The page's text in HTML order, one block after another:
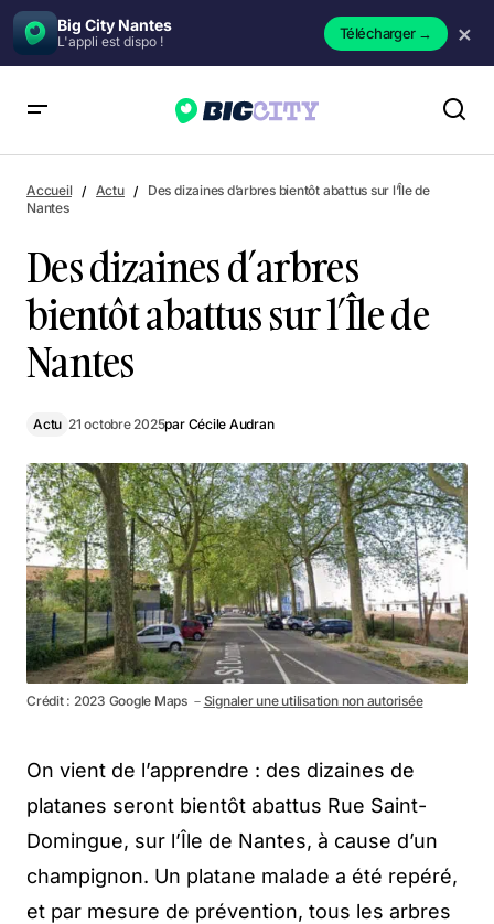
Big City Nantes
L'appli est dispo ! Télécharger→ ×
Des dizaines d’arbres bientôt abattus sur l’Île de Nantes
Accueil Actu
Des dizaines d’arbres bientôt abattus sur l’Île de
Nantes
Des dizaines d’arbres
bientôt abattus sur l’Île de
Nantes
Actu 21 octobre 2025par Cécile Audran
Crédit : 2023 Google Maps － Signaler une utilisation non autorisée
On vient de l’apprendre : des dizaines de
platanes seront bientôt abattus Rue Saint-
Domingue, sur l’Île de Nantes, à cause d’un
champignon. Un platane malade a été repéré,
et par mesure de prévention, tous les arbres